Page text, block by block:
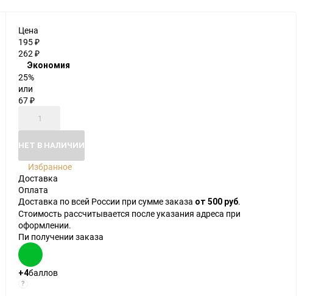
Цена
195₽
262 ₽
Экономия
25%
или
67₽
НЕТ В НАЛИЧИИ
Избранное
Доставка
Оплата
Доставка по всей России при сумме заказа от 500 руб.
Стоимость рассчитывается после указания адреса при
оформлении.
Пи получении заказа
+4баллов
?